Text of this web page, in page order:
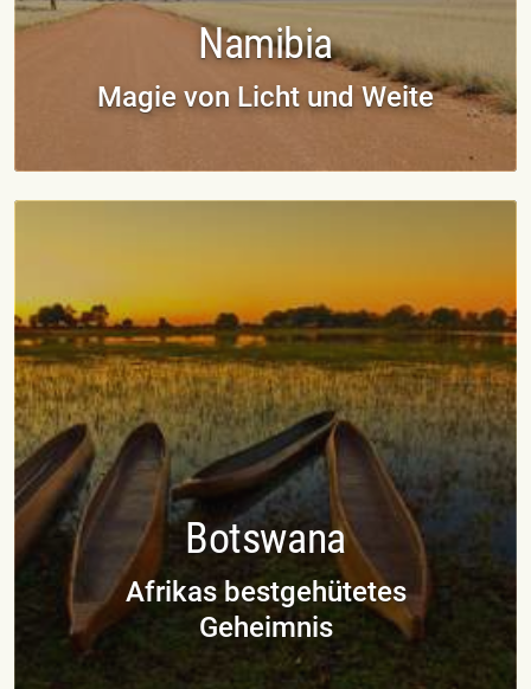
Namibia
Magie von Licht und Weite
Botswana
Afrikas bestgehütetes
Geheimnis